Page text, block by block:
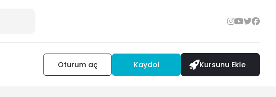
Oturum aç Kaydol Kursunu Ekle